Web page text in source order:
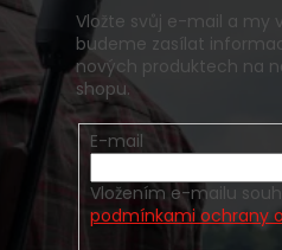
Vložte svůj e-mail a my
budeme zasílat
nových produktech na
shopu.
E-mail
Vložením e-mailu
podmínkami ochrany